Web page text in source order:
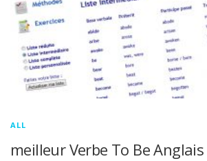
ALL
meilleur Verbe To Be